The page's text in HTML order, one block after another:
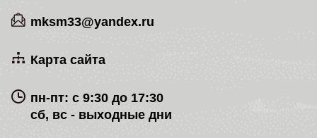
mksm33@yandex.ru
Карта сайта
пн-пт: с 9:30 до 17:30
сб, вс - выходные дни